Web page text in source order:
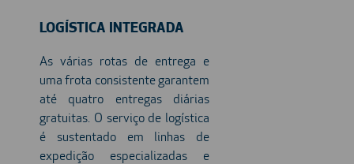
LOGÍSTICA INTEGRADA
As várias rotas de entrega e
uma frota consistente garantem
até quatro entregas diárias
gratuitas. O serviço de logística
é sustentado em linhas de
expedição especializadas e